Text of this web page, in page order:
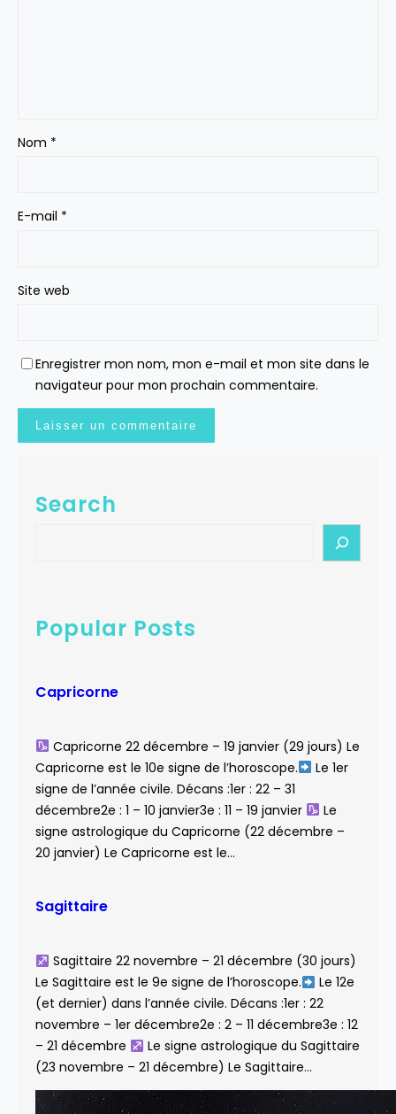
Nom *
E-mail *
Site web
Enregistrer mon nom, mon e-mail et mon site dans le
navigateur pour mon prochain commentaire.
Search
c
hPopular Posts
Capricorne
Capricorne 22 décembre – 19 janvier (29 jours) Le
Capricorne est le 10e signe de l’horoscope.
Le 1er
signe de l’année civile. Décans :1er : 22 – 31
décembre2e : 1 – 10 janvier3e : 11 – 19 janvier
Le
signe astrologique du Capricorne (22 décembre –
20 janvier) Le Capricorne est le…
Sagittaire
Sagittaire 22 novembre – 21 décembre (30 jours)
Le Sagittaire est le 9e signe de l’horoscope.
Le 12e
(et dernier) dans l’année civile. Décans :1er : 22
novembre – 1er décembre2e : 2 – 11 décembre3e : 12
– 21 décembre
Le signe astrologique du Sagittaire
(23 novembre – 21 décembre) Le Sagittaire…